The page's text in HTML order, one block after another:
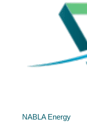
NABLA Energy